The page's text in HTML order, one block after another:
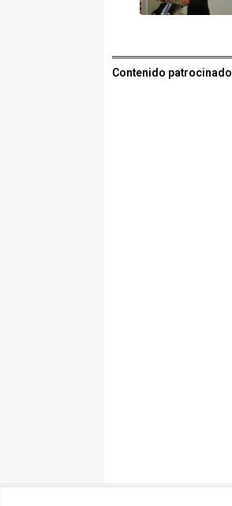
Contenido patrocinado